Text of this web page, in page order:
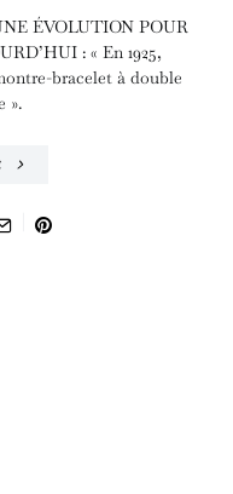
ÉVOLUTION POUR
: « En 1925,
bracelet à double
».